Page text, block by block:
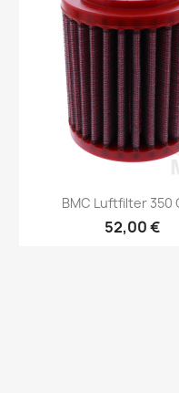
BMC Luftfilter 350
52,00 €
Vorschau